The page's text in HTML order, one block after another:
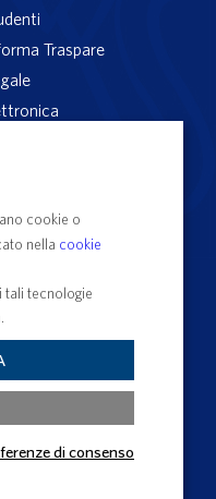
Traspare
cookie
cookie o
nella cookie
tali tecnologie
di consenso